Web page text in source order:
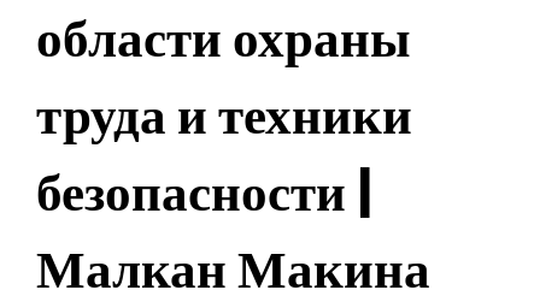
области охраны
труда и техники
безопасности |
Малкан Макина